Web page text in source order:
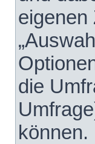
eigenen
die
können.